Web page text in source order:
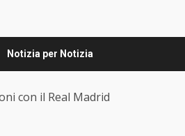
Notizia per Notizia
con il Real Madrid